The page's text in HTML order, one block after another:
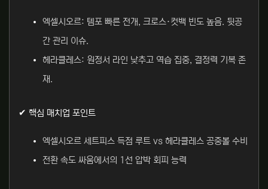
엑셀시오르: 템포 빠른 전개, 크로스·컷백 빈도 높음. 뒷공
간 관리 이슈.
헤라클레스: 원정서 라인 낮추고 역습 집중, 결정력 기복 존
재.
✔ 핵심 매치업 포인트
엑셀시오르 세트피스 득점 루트 vs 헤라클레스 공중볼 수비
전환 속도 싸움에서의 1선 압박 회피 능력